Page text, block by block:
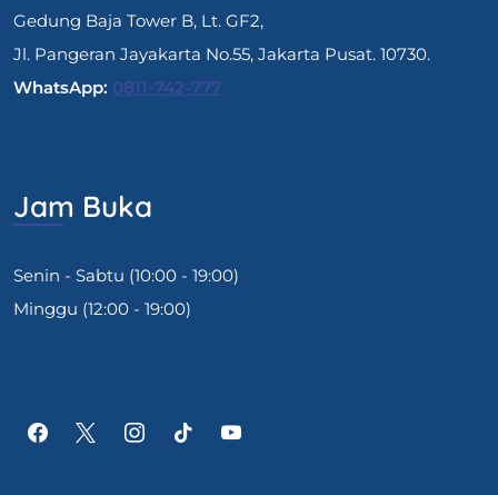
Gedung Baja Tower B, Lt. GF2,
Jl. Pangeran Jayakarta No.55, Jakarta Pusat. 10730.
WhatsApp: 0811-742-777
Jam Buka
Senin - Sabtu (10:00 - 19:00)
Minggu (12:00 - 19:00)